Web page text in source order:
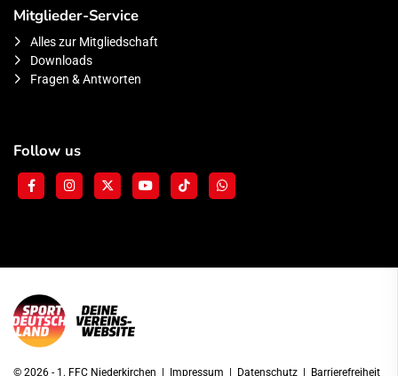
Mitglieder-Service
Alles zur Mitgliedschaft
Downloads
Fragen & Antworten
Follow us
© 2026 - 1. FFC Niederkirchen | Impressum | Datenschutz | Barrierefreiheit